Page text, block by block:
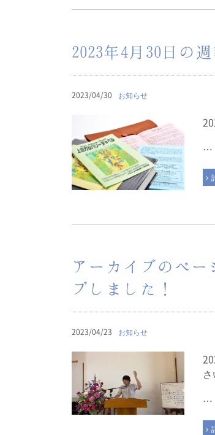
2023年4月30日の
2023/04/30 お知らせ
…
アーカイブのペー
プしました！
2023/04/23 お知らせ
さ
…